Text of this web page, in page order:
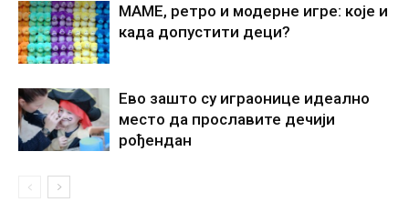
МАМЕ, ретро и модерне игре: које и
када допустити деци?
Ево зашто су играонице идеално
место да прославите дечији
рођендан